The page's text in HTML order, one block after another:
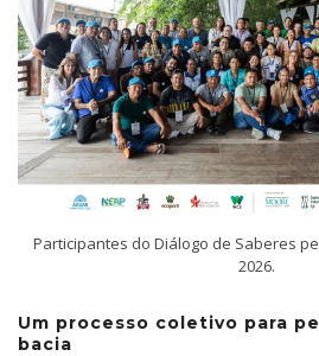
Participantes do Diálogo de Saberes
2026.
Um processo coletivo para
bacia